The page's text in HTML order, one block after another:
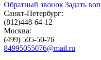
Обратный звонок Задать
Санкт-Петербург:
(812)448-64-12
Москва:
(499) 505-50-76
84995055076@mail.ru